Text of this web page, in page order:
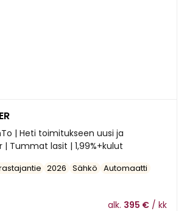
| Heti toimitukseen uusi ja
Tummat lasit | 1,99%+kulut
2026 Sähkö Automaatti
alk. 395 € / kk